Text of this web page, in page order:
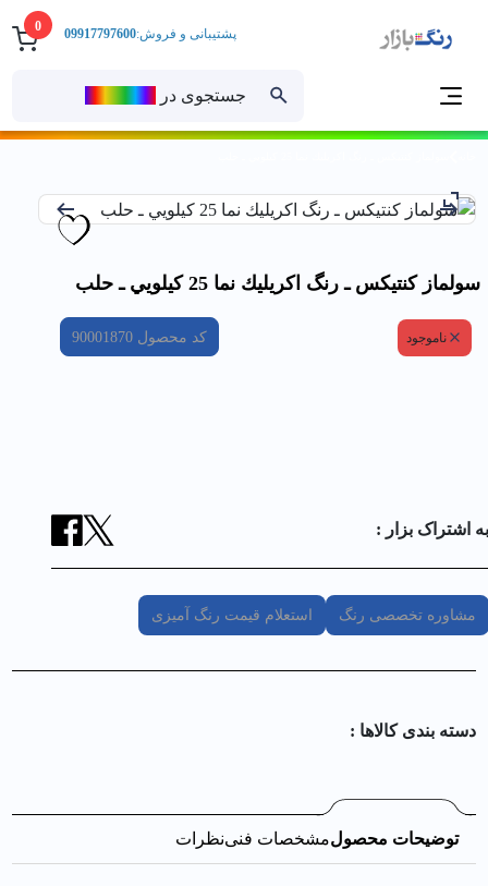
0
جستجوی در
پشتیبانی و فروش:09917797600
سولماز كنتيكس ـ رنگ اكريليك نما 25 كيلويي ـ حلب
ناموجود کد محصول 90001870
به اشتراک بزار :
مشاوره تخصصی رنگ استعلام قیمت رنگ آمیزی
دسته بندی کالا‌ها :
توضیحات محصولمشخصات فنینظرات